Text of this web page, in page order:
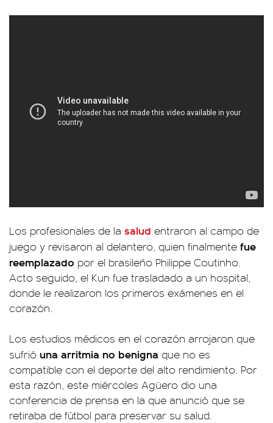
Los profesionales de la salud entraron al campo de
juego y revisaron al delantero, quien finalmente fue
reemplazado por el brasileño Philippe Coutinho.
Acto seguido, el Kun fue trasladado a un hospital,
donde le realizaron los primeros exámenes en el
corazón.
Los estudios médicos en el corazón arrojaron que
sufrió una arritmia no benigna que no es
compatible con el deporte del alto rendimiento. Por
esta razón, este miércoles Agüero dio una
conferencia de prensa en la que anunció que se
retiraba de fútbol para preservar su salud.